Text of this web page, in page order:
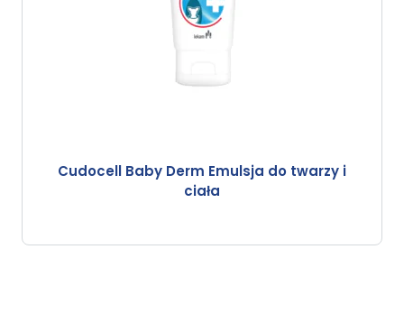
Cudocell Baby Derm Emulsja do twarzy i
ciała